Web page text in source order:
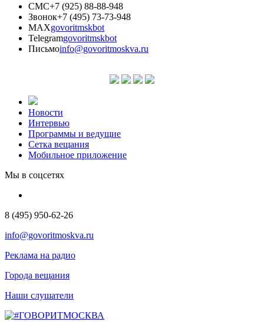
СМС+7 (925) 88-88-948
Звонок+7 (495) 73-73-948
MAXgovoritmskbot
Telegramgovoritmskbot
Письмоinfo@govoritmoskva.ru
Новости
Интервью
Программы и ведущие
Сетка вещания
Мобильное приложение
Мы в соцсетях
8 (495) 950-62-26
info@govoritmoskva.ru
Реклама на радио
Города вещания
Наши слушатели